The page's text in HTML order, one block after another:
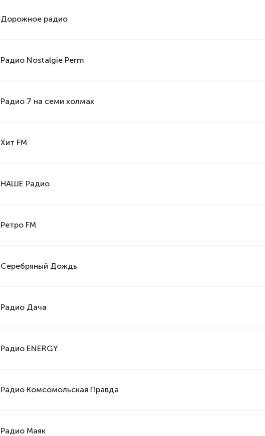
Дорожное радио
Радио Nostalgie Perm
Радио 7 на семи холмах
Хит FM
НАШЕ Радио
Ретро FM
Серебряный Дождь
Радио Дача
Радио ENERGY
Радио Комсомольская Правда
Радио Маяк